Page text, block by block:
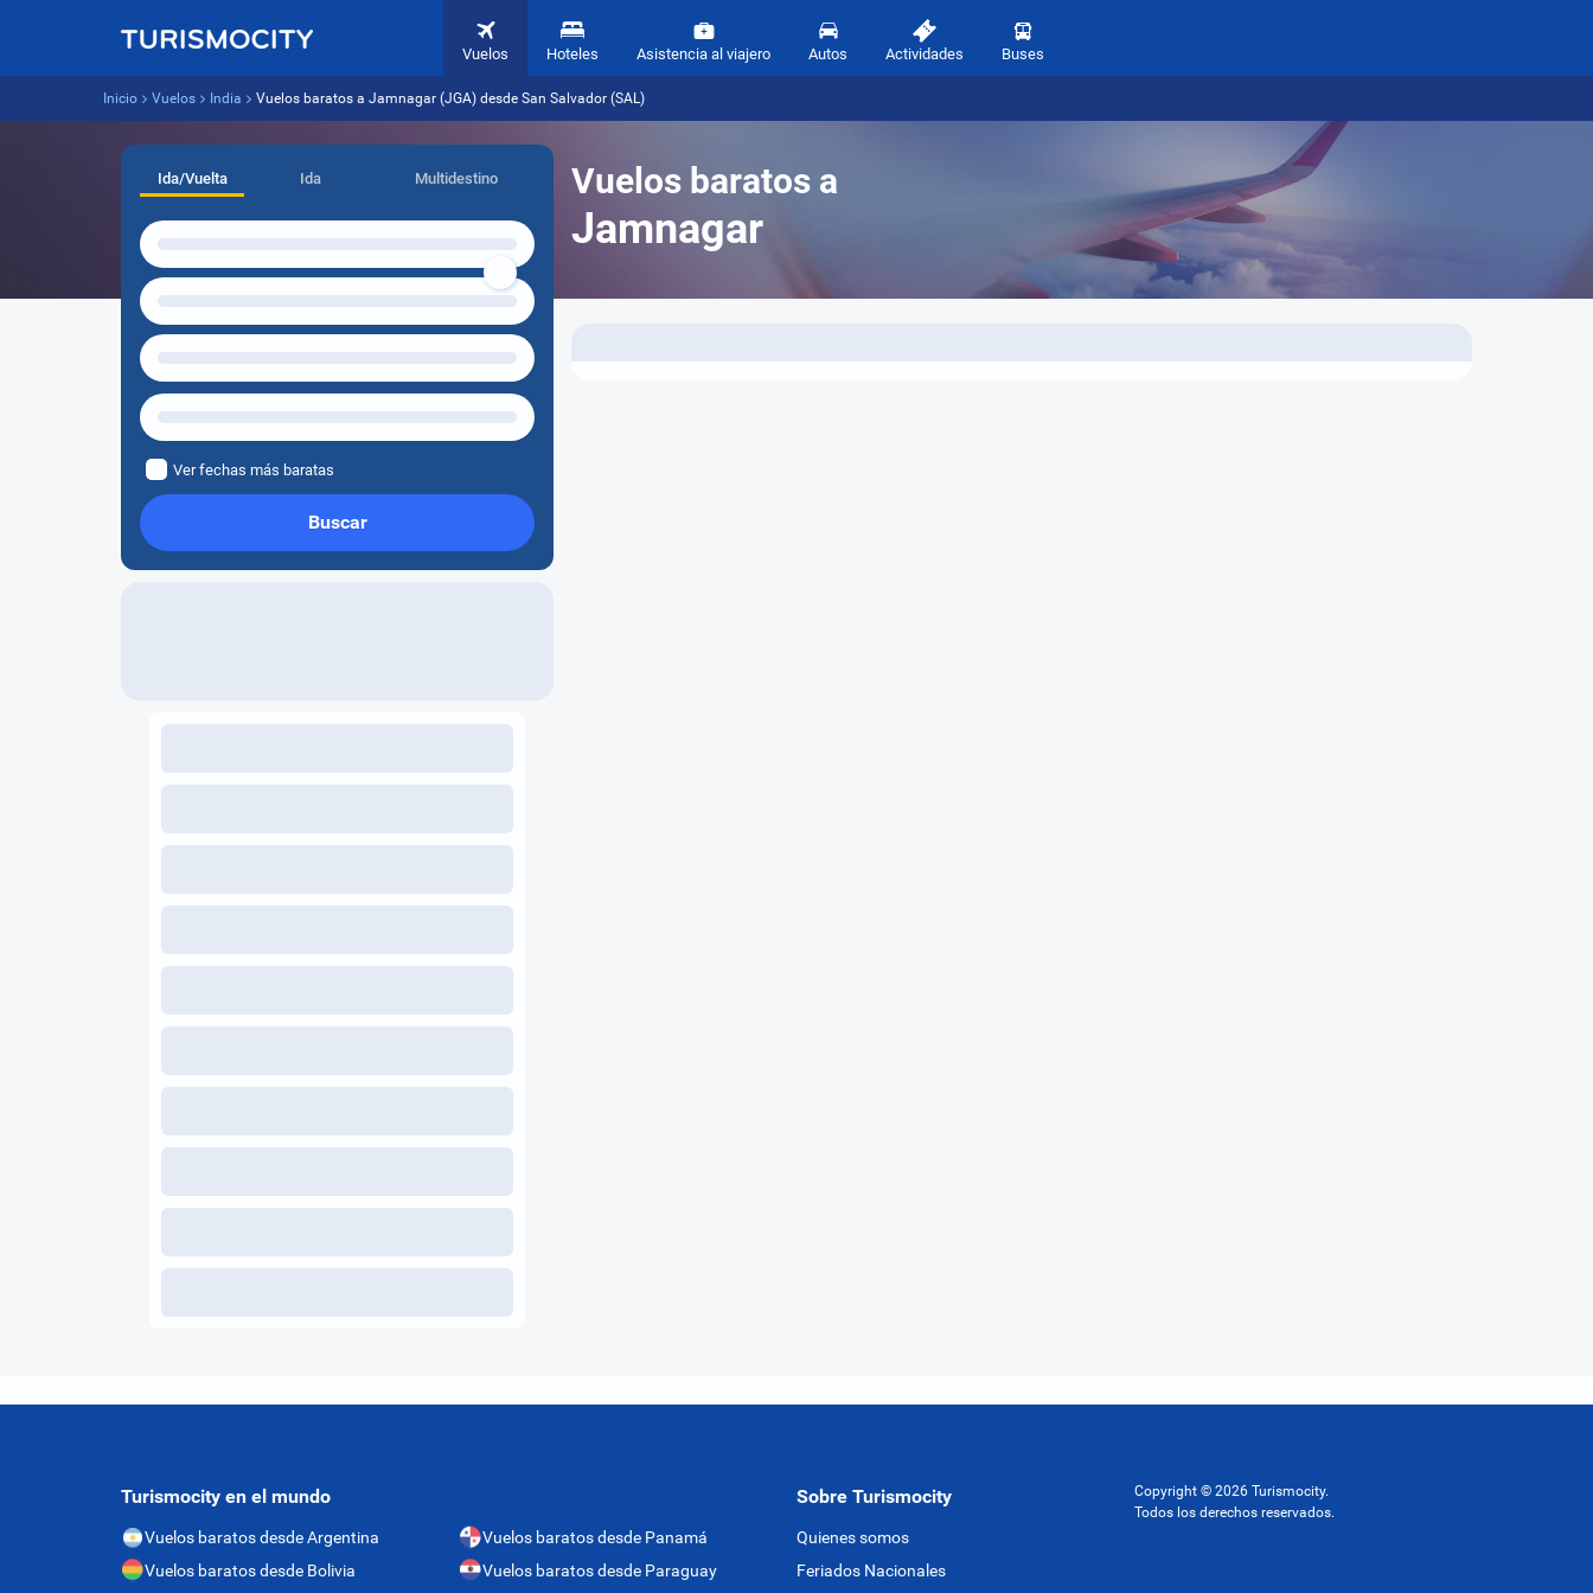
Vuelos Hoteles Asistencia al viajero Autos Actividades Buses
Inicio Vuelos India Vuelos baratos a Jamnagar (JGA) desde San Salvador (SAL)
Vuelos baratos a
Jamnagar
Ida/Vuelta Ida Multidestino
Ver fechas más baratas
Buscar
Turismocity en el mundo
Vuelos baratos desde Argentina
Vuelos baratos desde Bolivia
Vuelos baratos desde Panamá
Vuelos baratos desde Paraguay
Sobre Turismocity
Quienes somos
Feriados Nacionales
Copyright © 2026 Turismocity.
Todos los derechos reservados.